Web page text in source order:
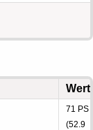
Wert
71 PS
(52.9